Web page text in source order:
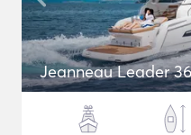
Jeanneau Leader